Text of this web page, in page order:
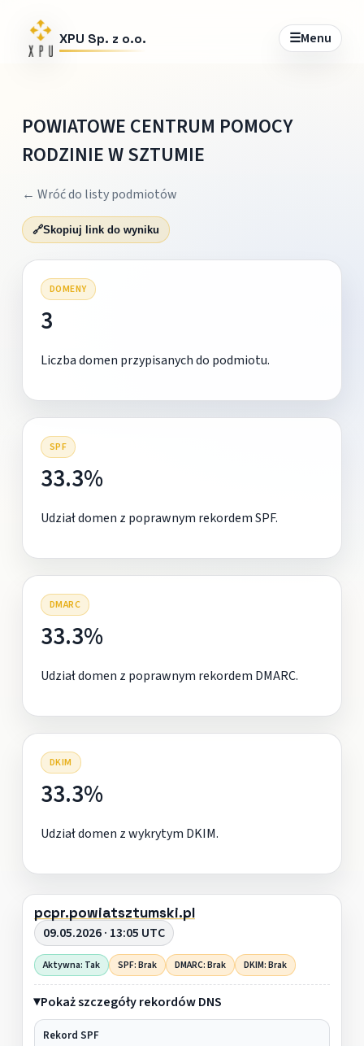
XPU Sp. z o.o. ☰Menu
POWIATOWE CENTRUM POMOCY
RODZINIE W SZTUMIE
← Wróć do listy podmiotów
🔗Skopiuj link do wyniku
DOMENY
3
Liczba domen przypisanych do podmiotu.
SPF
33.3%
Udział domen z poprawnym rekordem SPF.
DMARC
33.3%
Udział domen z poprawnym rekordem DMARC.
DKIM
33.3%
Udział domen z wykrytym DKIM.
pcpr.powiatsztumski.pl
09.05.2026 · 13:05 UTC
Aktywna: Tak SPF: Brak DMARC: Brak DKIM: Brak
Pokaż szczegóły rekordów DNS
Rekord SPF